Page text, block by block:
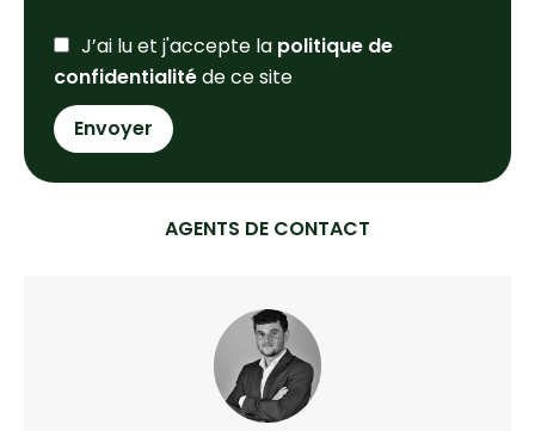
J’ai lu et j'accepte la politique de
confidentialitéde ce site
Envoyer
AGENTS DE CONTACT